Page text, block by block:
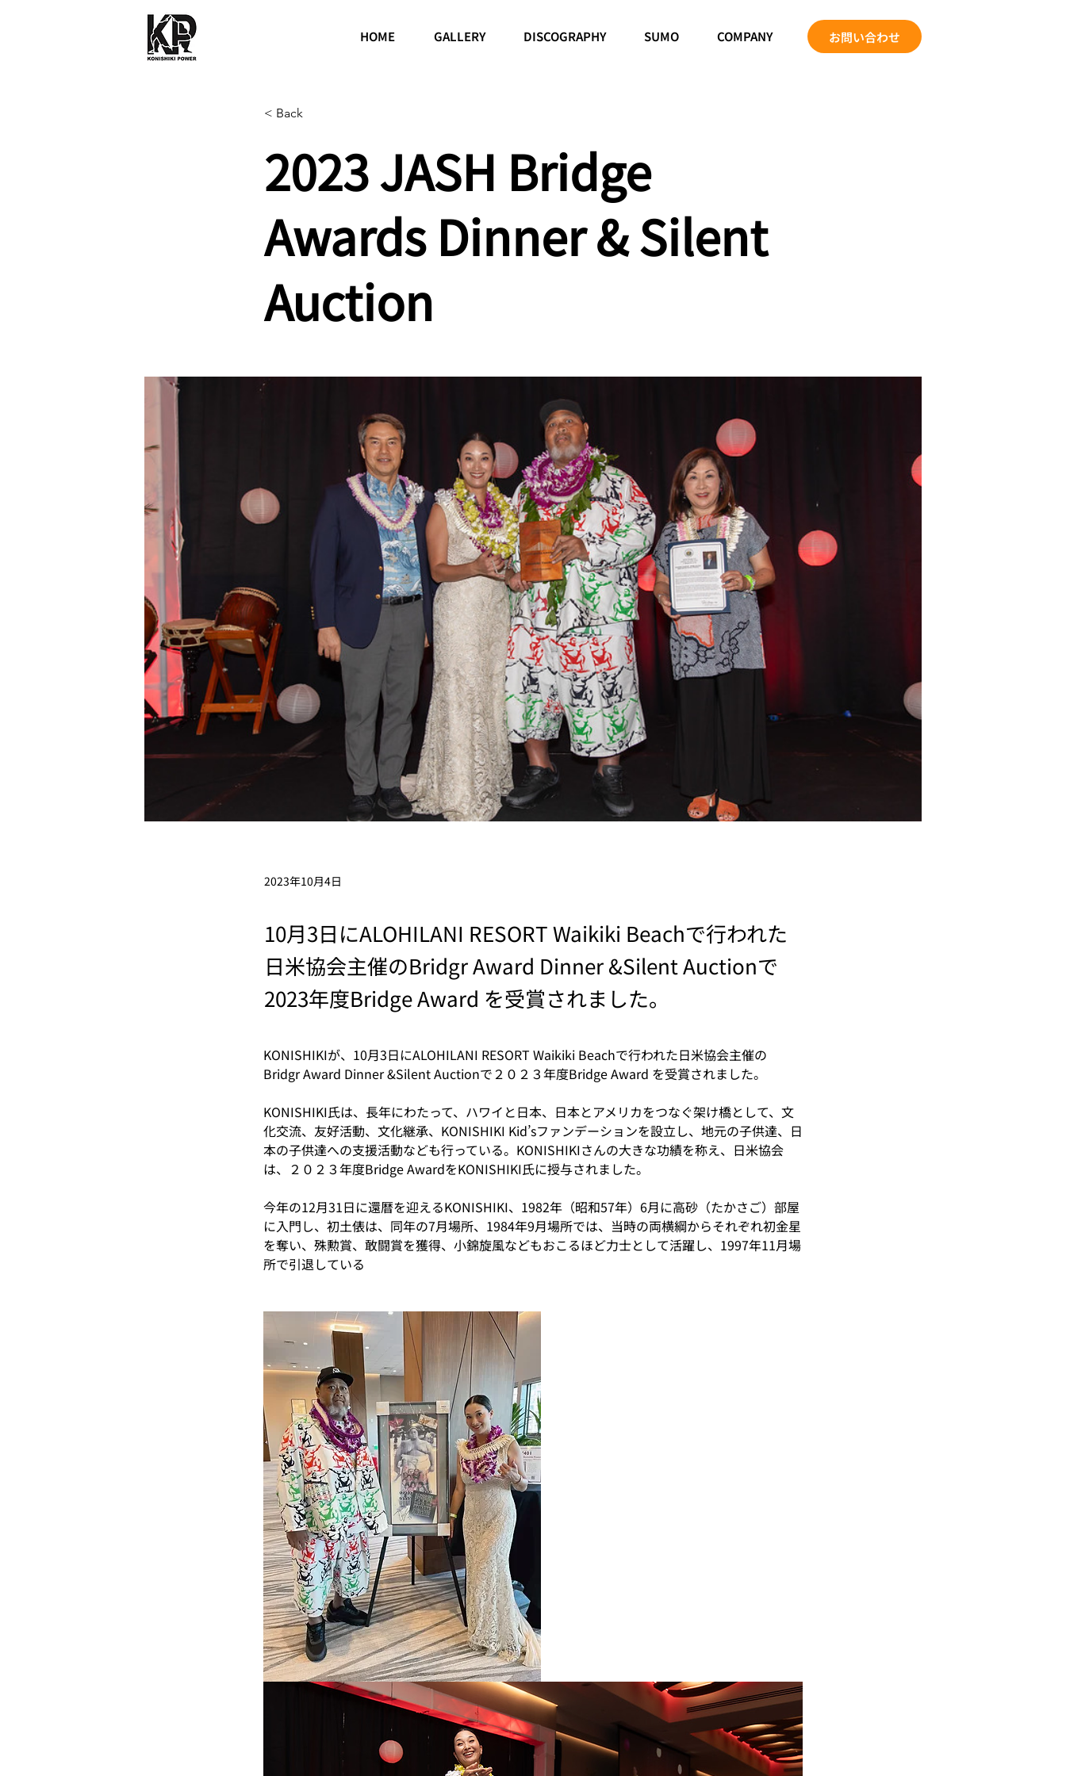
HOME GALLERY DISCOGRAPHY SUMO COMPANY お問い合わせ
< Back
2023 JASH Bridge
Awards Dinner & Silent
Auction
2023年10月4日
10月3日にALOHILANI RESORT Waikiki Beach​で行われた
日米協会主催のBridgr Award Dinner &Silent Auctionで
2023年度Bridge Award を受賞され​ました。
KONISHIKIが​、10月3日にALOHILANI RESORT Waikiki Beach​で行われた日米協会主催の
Bridgr Award Dinner &Silent Auctionで２０２３年度Bridge Award を受賞され​ました。
KONISHIKI氏は、​長年にわたって、ハワイと日本、日本とアメリカをつなぐ架け橋として、文
化交流、友好活動、文化継承、KONISHIKI Kid’sファンデーションを設立し、地元の子供達、日
本の子供達への支援活動なども行っている。KONISHIKIさんの大きな功績を称え、 日米協会
は、２０２３年度Bridge AwardをKONISHIKI氏に授与されました。
今年の12月31日に還暦を迎えるKONISHIKI​、1982年（昭和57年）6月に高砂（たかさご）部屋
に入門し、初土俵は、同年の7月場所​、1984年9月場所では、当時の両横綱からそれぞれ初金星
を奪い、​殊勲賞、敢闘賞を獲得、小錦旋風などもおこるほど力士として活躍し、1997年11月場
所で引退​している